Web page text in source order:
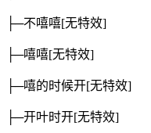
├─不嘻嘻[无特效]
├─嘻嘻[无特效]
├─嘻的时候开[无特效]
├─开叶时开[无特效]